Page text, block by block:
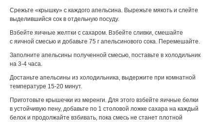
Срежьте «крышку» с каждого апельсина. Вырежьте мякоть и слейте
выделившийся сок в отдельную посуду.
Взбейте яичные желтки с сахаром. Взбейте сливки, смешайте
с яичной смесью и добавьте 75 г апельсинового сока. Перемешайте.
Заполните апельсины полученной смесью, поставьте в холодильник
на 3-4 часа.
Достаньте апельсины из холодильника, выдержите при комнатной
температуре 15-20 минут.
Приготовьте крышечки из меренги. Для этого взбейте яичные белки
в устойчивую пену, добавьте по 1 столовой ложке сахара на каждый
белок и продолжайте взбивать, пока смесь не станет плотной